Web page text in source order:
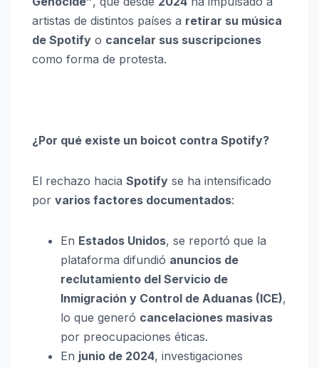
artistas de distintos países a retirar su música
de Spotify o cancelar sus suscripciones
como forma de protesta.
¿Por qué existe un boicot contra Spotify?
El rechazo hacia Spotify se ha intensificado
por varios factores documentados:
En Estados Unidos, se reportó que la
plataforma difundió anuncios de
reclutamiento del Servicio de
Inmigración y Control de Aduanas (ICE),
lo que generó cancelaciones masivas
por preocupaciones éticas.
En junio de 2024, investigaciones